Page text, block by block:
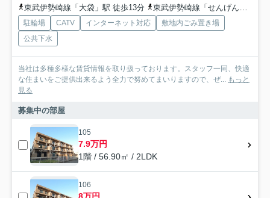
東武伊勢崎線「大袋」駅 徒歩13分
東武伊勢崎線「せんげん台」駅 徒歩28分
駐輪場 CATV インターネット対応
敷地内ごみ置き場
公共下水
当社は多種多様な賃貸情報を取り扱っております。スタッフ一同、快適
な住まいをご提供出来るよう全力で努めてまいりますので、ぜ... もっと
見る
募集中の部屋
105
7.9万円
1階 / 56.90㎡ / 2LDK
106